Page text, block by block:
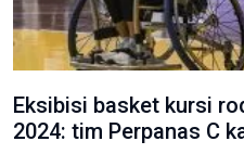
Eksibisi basket kursi
2024: tim Perpanas C